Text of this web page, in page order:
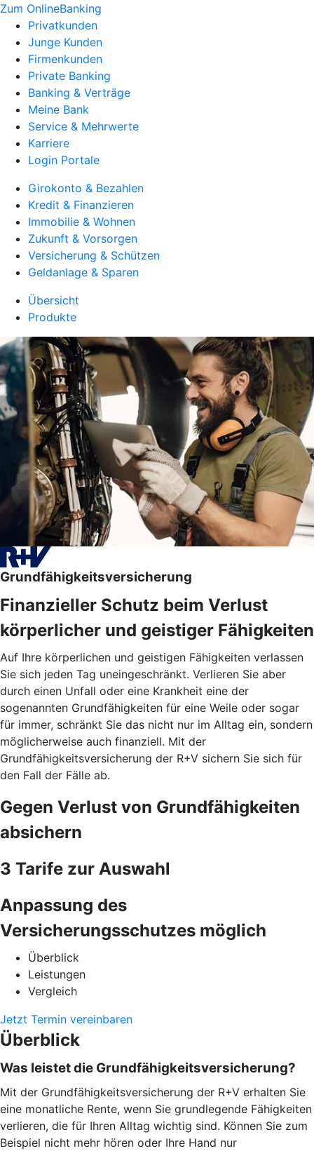
Zum OnlineBanking
Privatkunden
Junge Kunden
Firmenkunden
Private Banking
Banking & Verträge
Meine Bank
Service & Mehrwerte
Karriere
Login Portale
Girokonto & Bezahlen
Kredit & Finanzieren
Immobilie & Wohnen
Zukunft & Vorsorgen
Versicherung & Schützen
Geldanlage & Sparen
Übersicht
Produkte
Grundfähigkeitsversicherung
Finanzieller Schutz beim Verlust
körperlicher und geistiger Fähigkeiten
Auf Ihre körperlichen und geistigen Fähigkeiten verlassen
Sie sich jeden Tag uneingeschränkt. Verlieren Sie aber
durch einen Unfall oder eine Krankheit eine der
sogenannten Grundfähigkeiten für eine Weile oder sogar
für immer, schränkt Sie das nicht nur im Alltag ein, sondern
möglicherweise auch finanziell. Mit der
Grundfähigkeitsversicherung der R+V sichern Sie sich für
den Fall der Fälle ab.
Gegen Verlust von Grundfähigkeiten
absichern
3 Tarife zur Auswahl
Anpassung des
Versicherungsschutzes möglich
Überblick
Leistungen
Vergleich
Jetzt Termin vereinbaren
Überblick
Was leistet die Grundfähigkeitsversicherung?
Mit der Grundfähigkeitsversicherung der R+V erhalten Sie
eine monatliche Rente, wenn Sie grundlegende Fähigkeiten
verlieren, die für Ihren Alltag wichtig sind. Können Sie zum
Beispiel nicht mehr hören oder Ihre Hand nur